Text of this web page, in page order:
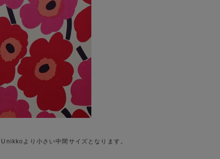
より小さい中間サイズとなります。